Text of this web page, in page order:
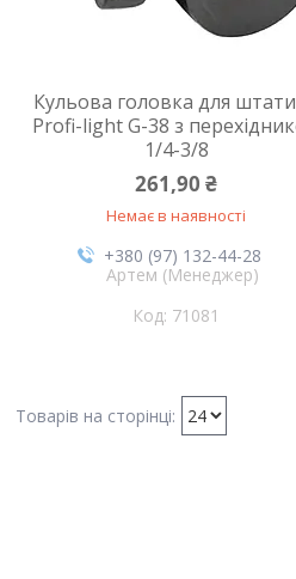
Кульова головка для
Profi-light G-38 з
1/4-3/8
261,90 ₴
Немає в наявності
+380 (97) 132-44-28
Артем (Менеджер)
71081